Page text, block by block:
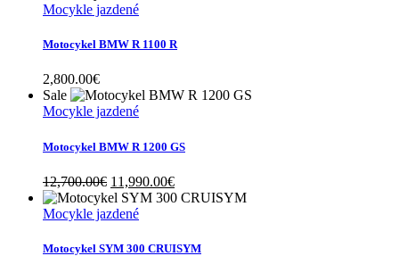
Mocykle jazdené
Motocykel BMW R 1100 R
2,800.00€
Sale
Mocykle jazdené
Motocykel BMW R 1200 GS
12,700.00€ Original
price
was:
11,990.00€Current
price
Mocykle jazdené
Motocykel SYM 300 CRUISYM